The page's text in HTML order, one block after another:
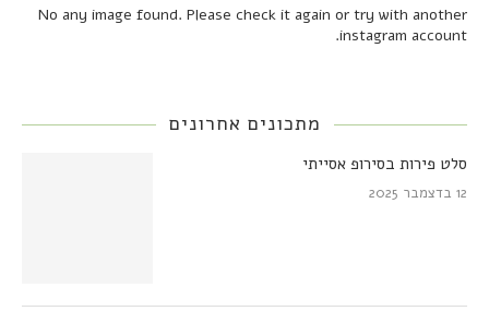
No any image found. Please check it again or try with another
instagram account.
מתכונים אחרונים
סלט פירות בסירופ אסייתי
12 בדצמבר 2025